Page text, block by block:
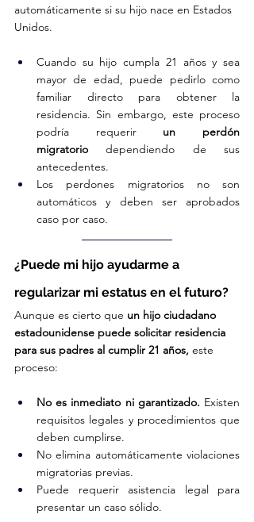
automáticamente si su hijo nace en Estados
Unidos.
Cuando su hijo cumpla 21 años y sea
mayor de edad, puede pedirlo como
familiar directo para obtener la
residencia. Sin embargo, este proceso
podría requerir un perdón
migratorio dependiendo de sus
antecedentes.
Los perdones migratorios no son
automáticos y deben ser aprobados
caso por caso.
¿Puede mi hijo ayudarme a
regularizar mi estatus en el futuro?
Aunque es cierto que un hijo ciudadano
estadounidense puede solicitar residencia
para sus padres al cumplir 21 años, este
proceso:
No es inmediato ni garantizado. Existen
requisitos legales y procedimientos que
deben cumplirse.
No elimina automáticamente violaciones
migratorias previas.
Puede requerir asistencia legal para
presentar un caso sólido.